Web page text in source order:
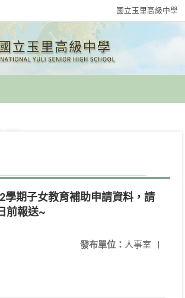
國立玉里高級中學
學期子女教育補助申請資料，請
前報送~
發布單位： 人事室 |